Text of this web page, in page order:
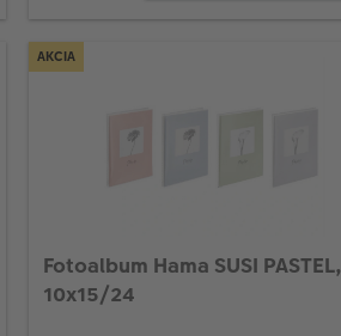
AKCIA
Fotoalbum Hama SUSI PASTEL,
10x15/24